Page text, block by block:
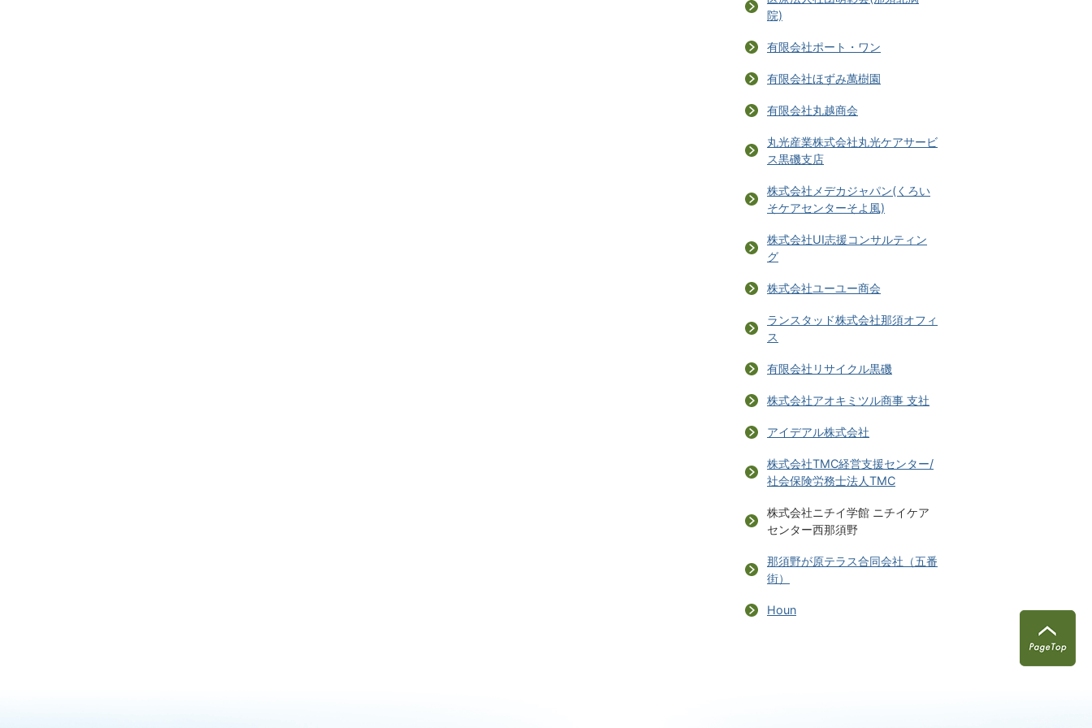
院)
有限会社ポート・ワン
有限会社ほずみ萬樹園
有限会社丸越商会
丸光産業株式会社丸光ケアサービ
ス黒磯支店
株式会社メデカジャパン(くろい
そケアセンターそよ風)
株式会社UI志援コンサルティン
グ
株式会社ユーユー商会
ランスタッド株式会社那須オフィ
ス
有限会社リサイクル黒磯
株式会社アオキミツル商事 支社
アイデアル株式会社
株式会社TMC経営支援センター/
社会保険労務士法人TMC
株式会社ニチイ学館 ニチイケア
センター西那須野
那須野が原テラス合同会社（五番
街）
Houn